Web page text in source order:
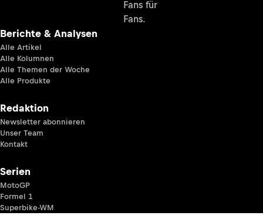
Fans für
Fans.
Berichte & Analysen
Alle Artikel
Alle Kolumnen
Alle Themen der Woche
Alle Produkte
Redaktion
Newsletter abonnieren
Unser Team
Kontakt
Serien
MotoGP
Formel 1
Superbike-WM